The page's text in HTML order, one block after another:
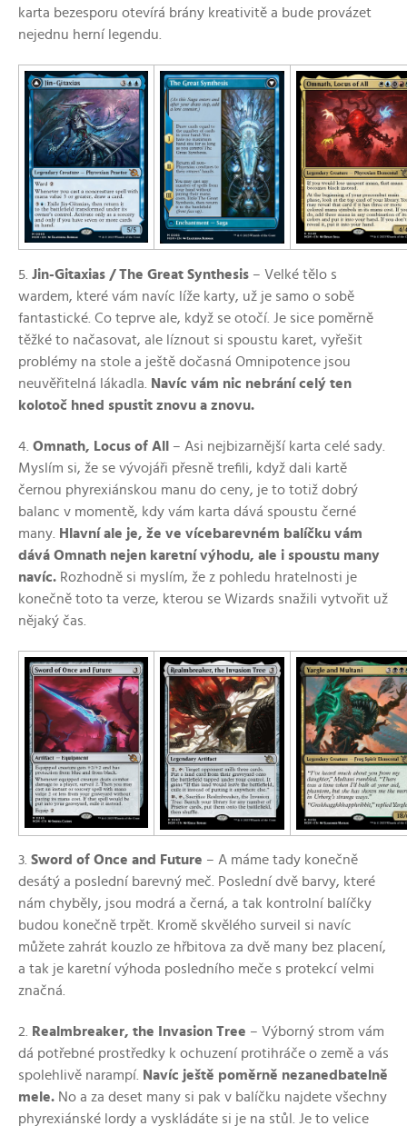
karta bezesporu otevírá brány kreativitě a bude provázet
nejednu herní legendu.
5. Jin-Gitaxias / The Great Synthesis –⁠ Velké tělo s
wardem, které vám navíc líže karty, už je samo o sobě
fantastické. Co teprve ale, když se otočí. Je sice poměrně
těžké to načasovat, ale líznout si spoustu karet, vyřešit
problémy na stole a ještě dočasná Omnipotence jsou
neuvěřitelná lákadla. Navíc vám nic nebrání celý ten
kolotoč hned spustit znovu a znovu.
4. Omnath, Locus of All –⁠ Asi nejbizarnější karta celé sady.
Myslím si, že se vývojáři přesně trefili, když dali kartě
černou phyrexiánskou manu do ceny, je to totiž dobrý
balanc v momentě, kdy vám karta dává spoustu černé
many. Hlavní ale je, že ve vícebarevném balíčku vám
dává Omnath nejen karetní výhodu, ale i spoustu many
navíc. Rozhodně si myslím, že z pohledu hratelnosti je
konečně toto ta verze, kterou se Wizards snažili vytvořit už
nějaký čas.
3. Sword of Once and Future –⁠ A máme tady konečně
desátý a poslední barevný meč. Poslední dvě barvy, které
nám chyběly, jsou modrá a černá, a tak kontrolní balíčky
budou konečně trpět. Kromě skvělého surveil si navíc
můžete zahrát kouzlo ze hřbitova za dvě many bez placení,
a tak je karetní výhoda posledního meče s protekcí velmi
značná.
2. Realmbreaker, the Invasion Tree –⁠ Výborný strom vám
dá potřebné prostředky k ochuzení protihráče o země a vás
spolehlivě narampí.
Navíc ještě poměrně nezanedbatelně
mele. No a za deset many si pak v balíčku najdete všechny
phyrexiánské lordy a vyskládáte si je na stůl. Je to velice